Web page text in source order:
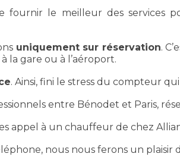
fournir le meilleur des services
uniquement sur réservation.
la gare ou à l’aéroport.
. Ainsi, fini le stress du compteur
entre Bénodet et Paris,
appel à un chauffeur de chez
nous nous ferons un plaisir